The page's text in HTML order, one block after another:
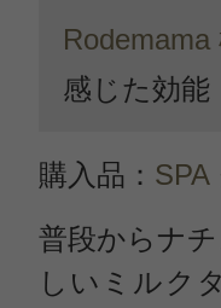
Rodemama
感じた効能
購入品： SPA
普段からナ
しいミルク